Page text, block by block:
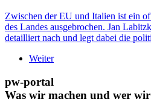
Zwischen der EU und Italien ist ein
des Landes ausgebrochen. Jan
detailliert nach und legt dabei die
Weiter
pw-portal
Was wir machen und wer